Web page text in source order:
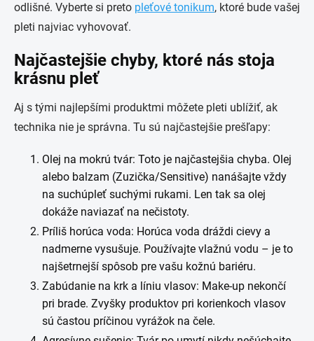
odlišné. Vyberte si preto pleťové tonikum, ktoré bude vašej
pleti najviac vyhovovať.
Najčastejšie chyby, ktoré nás stoja
krásnu pleť
Aj s tými najlepšími produktmi môžete pleti ublížiť, ak
technika nie je správna. Tu sú najčastejšie prešľapy:
Olej na mokrú tvár: Toto je najčastejšia chyba. Olej
alebo balzam (Zuzička/Sensitive) nanášajte vždy
na suchúpleť suchými rukami. Len tak sa olej
dokáže naviazať na nečistoty.
Príliš horúca voda: Horúca voda dráždi cievy a
nadmerne vysušuje. Používajte vlažnú vodu – je to
najšetrnejší spôsob pre vašu kožnú bariéru.
Zabúdanie na krk a líniu vlasov: Make-up nekončí
pri brade. Zvyšky produktov pri korienkoch vlasov
sú častou príčinou vyrážok na čele.